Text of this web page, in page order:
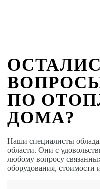
ПО
ДОМА?
Наши специалисты
области. Они с
любому вопросу
оборудования, стоимости